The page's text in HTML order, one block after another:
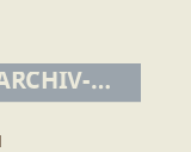
ZURÜCK ZUR PODCAST ARCHIV-ÜBERSICHT